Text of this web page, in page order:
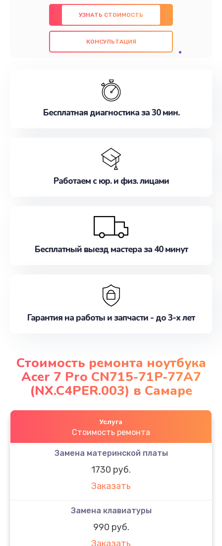
предлагаем быстрый и качественный ремонт с
использованием оригинальных компонентов, а
также гарантируем качество всех
проведенных работ. Наша цель - предоставить
наилучшим образом. Не медлите записаться на
УЗНАТЬ СТОИМОСТЬ
КОНСУЛЬТАЦИЯ
Бесплатная диагностика за 30 мин.
Работаем с юр. и физ. лицами
Бесплатный выезд мастера за 40 минут
Гарантия на работы и запчасти - до 3-х лет
Стоимость ремонта ноутбука
Acer 7 Pro CN715-71P-77A7
(NX.C4PER.003) в Самаре
Услуга
Стоимость ремонта
Замена материнской платы
1730 руб.
Заказать
Замена клавиатуры
990 руб.
Заказать